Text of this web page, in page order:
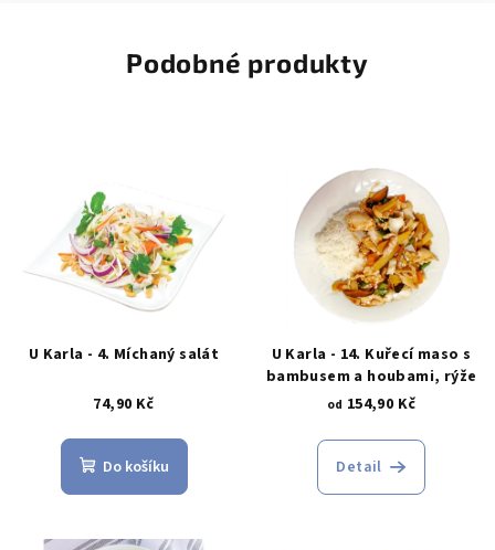
Podobné produkty
U Karla - 4. Míchaný salát
74,90 Kč
Do košíku
U Karla - 14. Kuřecí maso s
bambusem a houbami, rýže
od 154,90 Kč
Detail